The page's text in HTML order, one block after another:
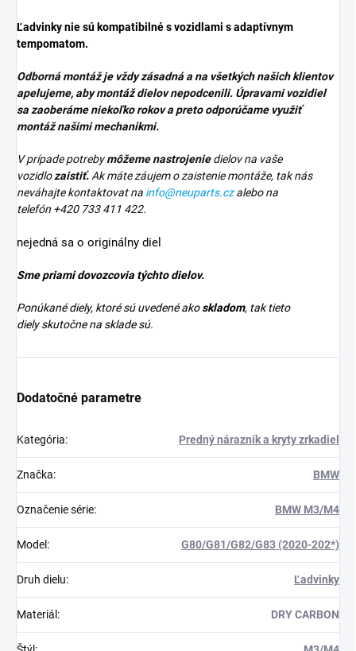
Ľadvinky nie sú kompatibilné s vozidlami s adaptívnym
tempomatom.
Odborná montáž je vždy zásadná a na všetkých našich klientov
apelujeme, aby montáž dielov nepodcenili. Úpravami vozidiel
sa zaoberáme niekoľko rokov a preto odporúčame využiť
montáž našimi mechanikmi.
V prípade potrebymôžeme nastrojeniedielov na vaše
vozidlozaistiť.Ak máte záujem o zaistenie montáže, tak nás
neváhajte kontaktovat na info@neuparts.czalebo na
telefón +420 733 411 422.
nejedná sa o originálny diel
Sme priami dovozcovia týchto dielov.
Ponúkané diely, ktoré sú uvedené akoskladom, tak tieto
diely skutočne na sklade sú.
Dodatočné parametre
Kategória: Predný nárazník a kryty zrkadiel
Značka: BMW
Označenie série: BMW M3/M4
Model : G80/G81/G82/G83 (2020-202*)
Druh dielu: Ľadvinky
Materiál : DRY CARBON